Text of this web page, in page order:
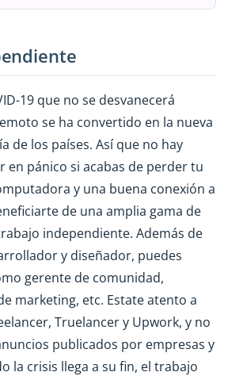
19 que no se desvanecerá
se ha convertido en la nueva
de los países. Así que no hay
en pánico si acabas de perder tu
y una buena conexión a
de una amplia gama de
independiente. Además de
y diseñador, puedes
gerente de comunidad,
marketing, etc. Estate atento a
Truelancer y Upwork, y no
publicados por empresas y
la crisis llega a su fin, el trabajo